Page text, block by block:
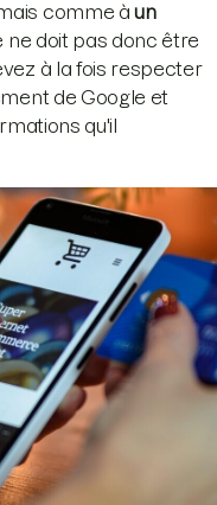
comme àun
ne doit pas donc être
à la fois respecter
de Google et
qu'il